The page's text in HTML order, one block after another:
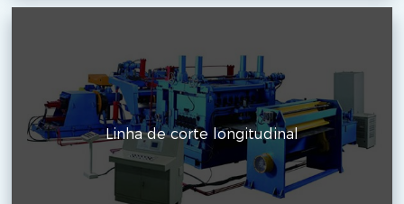
Linha de corte longitudinal